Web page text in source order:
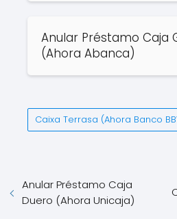
Anular Préstamo Caja
(Ahora Abanca)
Caixa Terrasa (Ahora Banco
Anular Préstamo Caja
Duero (Ahora Unicaja)